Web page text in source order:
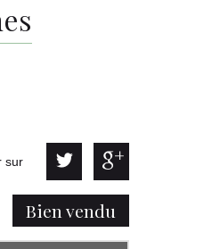
sur
Bien vendu